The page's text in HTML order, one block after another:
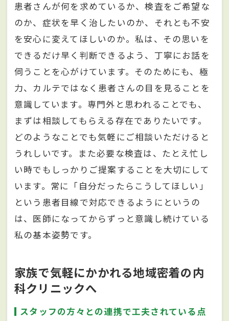
患者さんが何を求めているか、検査をご希望な
のか、症状を早く治したいのか、それとも不安
を安心に変えてほしいのか。私は、その思いを
できるだけ早く判断できるよう、丁寧にお話を
伺うことを心がけています。そのためにも、極
力、カルテではなく患者さんの目を見ることを
意識しています。専門外と思われることでも、
まずは相談してもらえる存在でありたいです。
どのようなことでも気軽にご相談いただけると
うれしいです。また必要な検査は、たとえ忙し
い時でもしっかりご提案することを大切にして
います。常に「自分だったらこうしてほしい」
という患者目線で対応できるようにというの
は、医師になってからずっと意識し続けている
私の基本姿勢です。
家族で気軽にかかれる地域密着の内
科クリニックへ
スタッフの方々との連携で工夫されている点